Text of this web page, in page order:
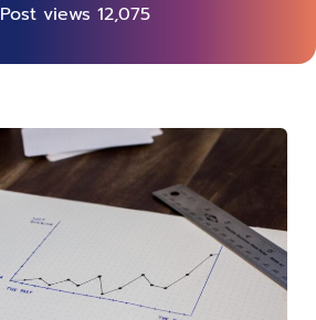
Post views 12,075